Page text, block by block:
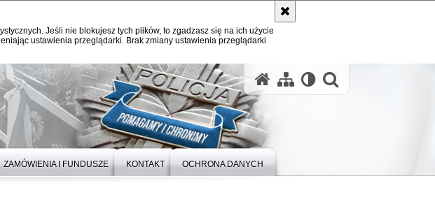
Jeśli nie blokujesz tych plików, to zgadzasz się na ich użycie
ustawienia przeglądarki. Brak zmiany ustawienia przeglądarki
ZAMÓWIENIA I FUNDUSZE KONTAKT OCHRONA DANYCH